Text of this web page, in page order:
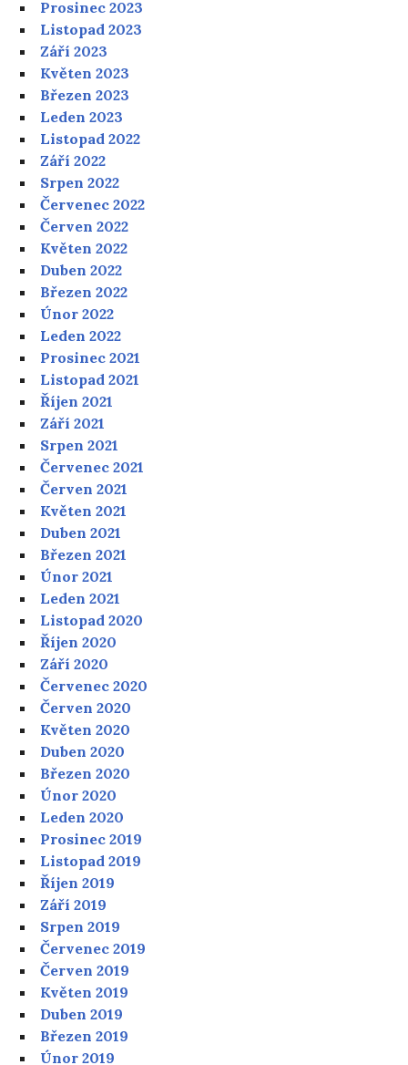
Prosinec 2023
Listopad 2023
Září 2023
Květen 2023
Březen 2023
Leden 2023
Listopad 2022
Září 2022
Srpen 2022
Červenec 2022
Červen 2022
Květen 2022
Duben 2022
Březen 2022
Únor 2022
Leden 2022
Prosinec 2021
Listopad 2021
Říjen 2021
Září 2021
Srpen 2021
Červenec 2021
Červen 2021
Květen 2021
Duben 2021
Březen 2021
Únor 2021
Leden 2021
Listopad 2020
Říjen 2020
Září 2020
Červenec 2020
Červen 2020
Květen 2020
Duben 2020
Březen 2020
Únor 2020
Leden 2020
Prosinec 2019
Listopad 2019
Říjen 2019
Září 2019
Srpen 2019
Červenec 2019
Červen 2019
Květen 2019
Duben 2019
Březen 2019
Únor 2019